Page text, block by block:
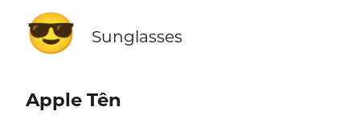
😎 Sunglasses
Apple Tên